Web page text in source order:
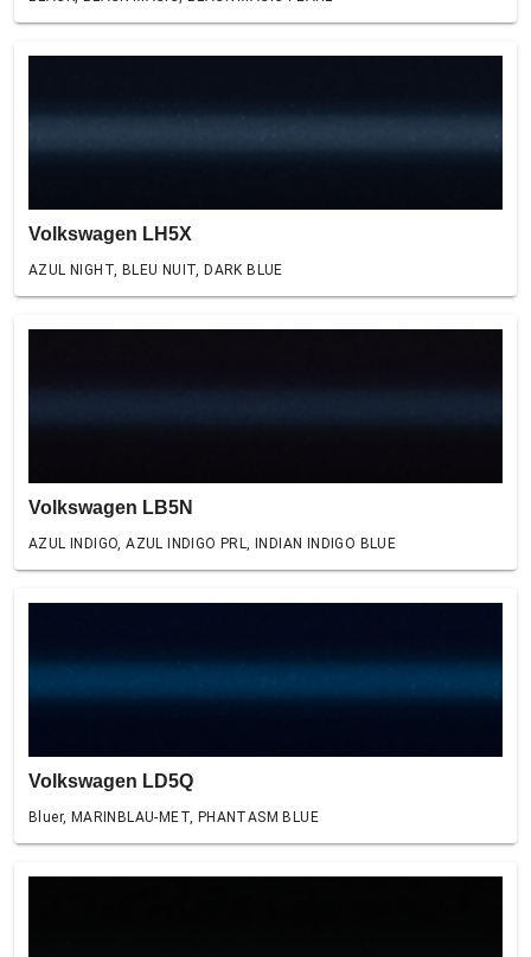
Volkswagen LH5X
AZUL NIGHT, BLEU NUIT, DARK BLUE
Volkswagen LB5N
AZUL INDIGO, AZUL INDIGO PRL, INDIAN INDIGO BLUE
Volkswagen LD5Q
Bluer, MARINBLAU-MET, PHANTASM BLUE